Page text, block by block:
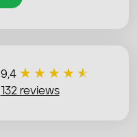
9,4
132 reviews